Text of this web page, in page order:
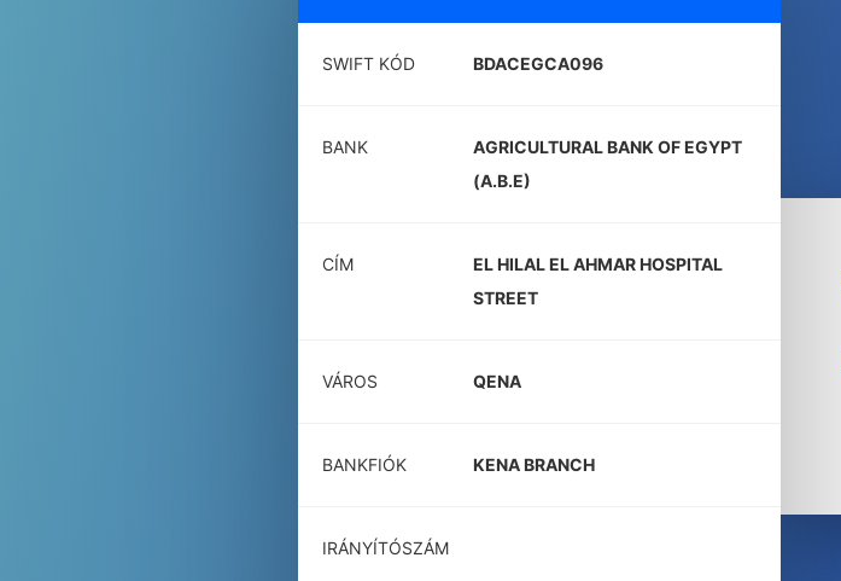
SWIFT KÓD BDACEGCA096
BANK
AGRICULTURAL BANK OF EGYPT
(A.B.E)
CÍM
EL HILAL EL AHMAR HOSPITAL
STREET
VÁROS QENA
BANKFIÓK KENA BRANCH
IRÁNYÍTÓSZÁM